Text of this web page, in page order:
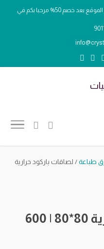
طباعة/ لصاقات باركود حرارية
لصاقات باركود حرارية 80*80 | 600